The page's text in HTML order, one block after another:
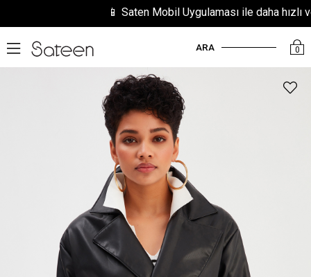
📱 Saten Mobil Uygulaması ile daha hızlı
0
ARA